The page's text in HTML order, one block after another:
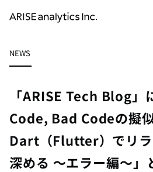
ARISE analyticsとはトップ
ミッション・バリュー
働きがいのある会社づくり
サービス
提供サービストップ
カスタマーサポート改革
ドローン・ビジネス活用
データ・AI人材育成支援
生成AI活用支援
実績
データドリブン改革の推進支援
新規事業の立ち上げ支援
データ分析基盤の構築・活用支援
企業情報
企業情報トップ
会社概要
CEOメッセージ
サステナビリティ
お問い合わせ
ニュース
ニューストップ
インフォメーション
プレスリリース
イベント
技術情報
技術情報トップ
TECH BLOG
PAPER
OTHERS
採用
採用トップ
新卒採用
中途採用
NEWS
「ARISE Tech Blog」
Code, Bad Codeの擬
Dart（Flutter）でリラ
深める 〜エラー編〜」